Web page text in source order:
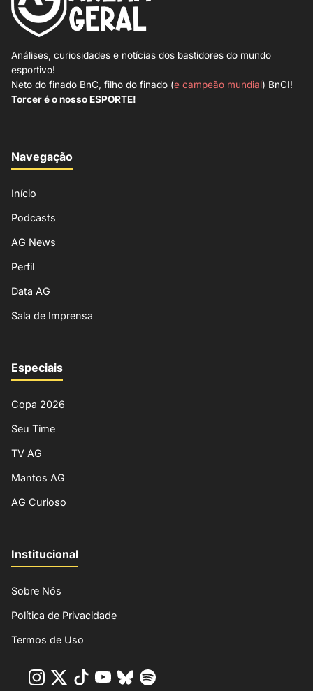
Análises, curiosidades e notícias dos bastidores do mundo
esportivo!
Neto do finado BnC, filho do finado (e campeão mundial) BnCI!
Torcer é o nosso ESPORTE!
Navegação
Início
Podcasts
AG News
Perfil
Data AG
Sala de Imprensa
Especiais
Copa 2026
Seu Time
TV AG
Mantos AG
AG Curioso
Institucional
Sobre Nós
Política de Privacidade
Termos de Uso